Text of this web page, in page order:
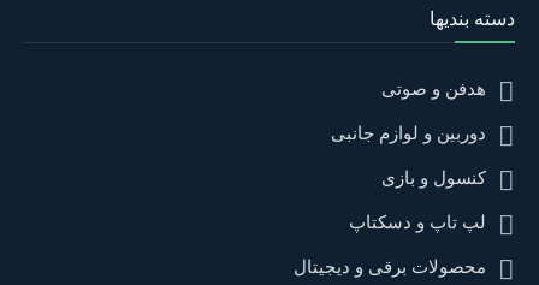
دسته بندیها
هدفن و صوتی
دوربین و لوازم جانبی
کنسول و بازی
لپ تاپ و دسکتاپ
محصولات برقی و دیجیتال